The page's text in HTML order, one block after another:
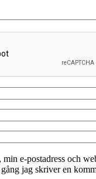
min e-postadress och
jag skriver en